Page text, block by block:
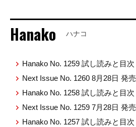
Hanako ハナコ
Hanako No. 1259 試し読みと目次
Next Issue No. 1260 8月28日 発売
Hanako No. 1258 試し読みと目次
Next Issue No. 1259 7月28日 発売
Hanako No. 1257 試し読みと目次